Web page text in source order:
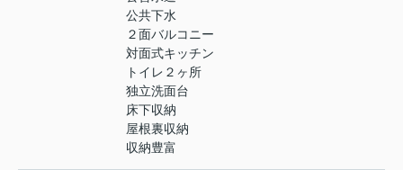
公共下水
２面バルコニー
対面式キッチン
トイレ２ヶ所
独立洗面台
床下収納
屋根裏収納
収納豊富